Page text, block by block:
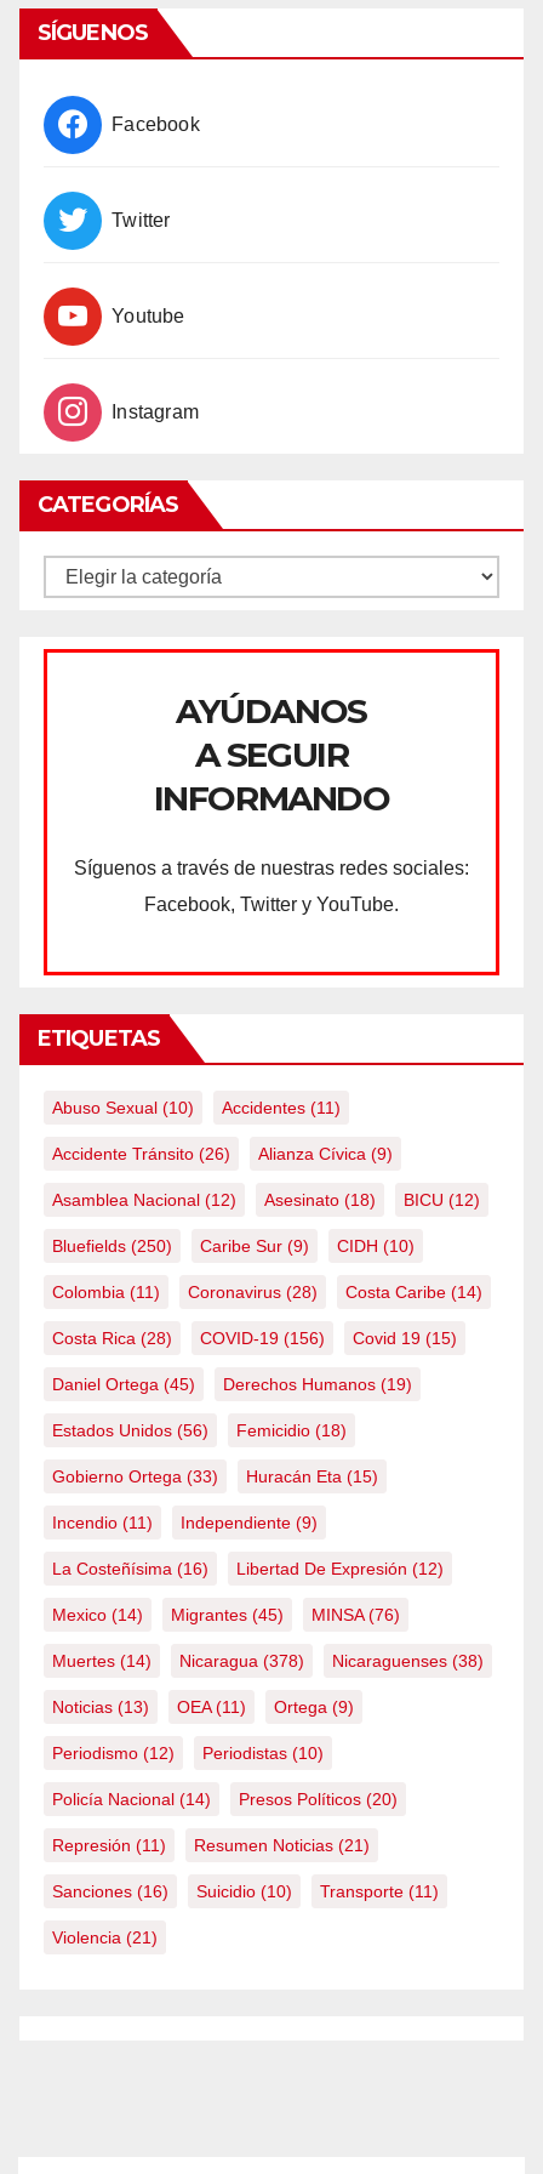
SÍGUENOS
Facebook
Twitter
Youtube
Instagram
CATEGORÍAS
CATEGORÍAS
AYÚDANOS
A SEGUIR
INFORMANDO
Síguenos a través de nuestras redes sociales:
Facebook, Twitter y YouTube.
ETIQUETAS
Abuso Sexual (10) Accidentes (11)
Accidente Tránsito (26) Alianza Cívica (9)
Asamblea Nacional (12) Asesinato (18) BICU (12)
Bluefields (250) Caribe Sur (9) CIDH (10)
Colombia (11) Coronavirus (28) Costa Caribe (14)
Costa Rica (28) COVID-19 (156) Covid 19 (15)
Daniel Ortega (45) Derechos Humanos (19)
Estados Unidos (56) Femicidio (18)
Gobierno Ortega (33) Huracán Eta (15)
Incendio (11) Independiente (9)
La Costeñísima (16) Libertad De Expresión (12)
Mexico (14) Migrantes (45) MINSA(76)
Muertes (14) Nicaragua (378) Nicaraguenses (38)
Noticias (13) OEA(11) Ortega (9)
Periodismo (12) Periodistas (10)
Policía Nacional (14) Presos Políticos (20)
Represión (11) Resumen Noticias (21)
Sanciones (16) Suicidio (10) Transporte (11)
Violencia (21)